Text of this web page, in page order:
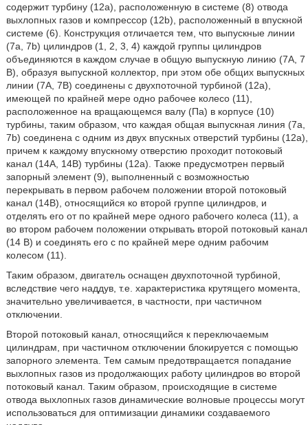
содержит турбину (12а), расположенную в системе (8) отвода
выхлопных газов и компрессор (12b), расположенный в впускной
системе (6). Конструкция отличается тем, что выпускные линии
(7а, 7b) цилиндров (1, 2, 3, 4) каждой группы цилиндров
объединяются в каждом случае в общую выпускную линию (7А, 7
В), образуя выпускной коллектор, при этом обе общих выпускных
линии (7А, 7В) соединены с двухпоточной турбиной (12а),
имеющей по крайней мере одно рабочее колесо (11),
расположенное на вращающемся валу (Па) в корпусе (10)
турбины, таким образом, что каждая общая выпускная линия (7а,
7b) соединена с одним из двух впускных отверстий турбины (12а),
причем к каждому впускному отверстию проходит потоковый
канал (14А, 14В) турбины (12а). Также предусмотрен первый
запорный элемент (9), выполненный с возможностью
перекрывать в первом рабочем положении второй потоковый
канал (14В), относящийся ко второй группе цилиндров, и
отделять его от по крайней мере одного рабочего колеса (11), а
во втором рабочем положении открывать второй потоковый канал
(14 В) и соединять его с по крайней мере одним рабочим
колесом (11).
Таким образом, двигатель оснащен двухпоточной турбиной,
вследствие чего наддув, т.е. характеристика крутящего момента,
значительно увеличивается, в частности, при частичном
отключении.
Второй потоковый канал, относящийся к переключаемым
цилиндрам, при частичном отключении блокируется с помощью
запорного элемента. Тем самым предотвращается попадание
выхлопных газов из продолжающих работу цилиндров во второй
потоковый канал. Таким образом, происходящие в системе
отвода выхлопных газов динамические волновые процессы могут
использоваться для оптимизации динамики создаваемого